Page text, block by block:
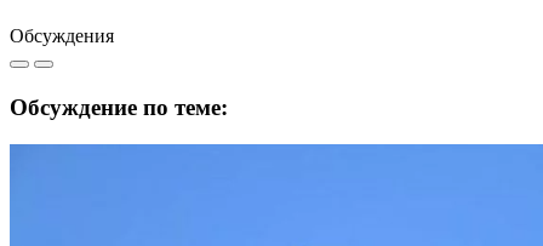
Обсуждения
Обсуждение по теме: